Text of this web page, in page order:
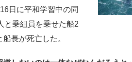
日に平和学習中の同
と乗組員を乗せた船2
長が死亡した。